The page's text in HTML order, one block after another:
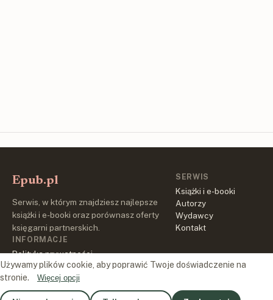
Epub.pl
Serwis, w którym znajdziesz najlepsze
książki i e-booki oraz porównasz oferty
księgarni partnerskich.
SERWIS
Książki i e-booki
Autorzy
Wydawcy
Kontakt
INFORMACJE
Polityka prywatności
Regulamin
Używamy plików cookie, aby poprawić Twoje doświadczenie na
stronie.
Więcej opcji